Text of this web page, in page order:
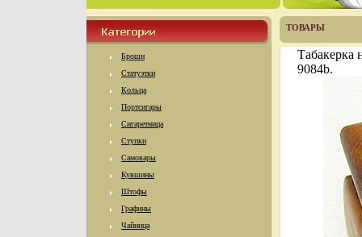
Броши
Статуэтки
Кольца
Портсигары
Сигаретница
Ступки
Самовары
Кувшины
Штофы
Графины
Чайница
ТОВАРЫ
Табакерка
9084b.